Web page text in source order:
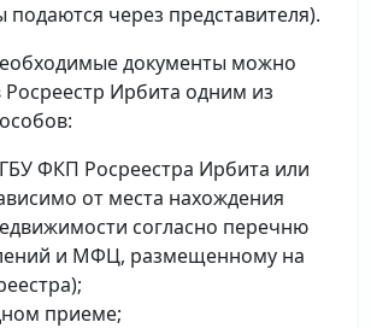
подаются через представителя).
документы можно
Росреестр Ирбита одним из
ФКП Росреестра Ирбита или
от места нахождения
согласно перечню
и МФЦ, размещенному на
приеме;